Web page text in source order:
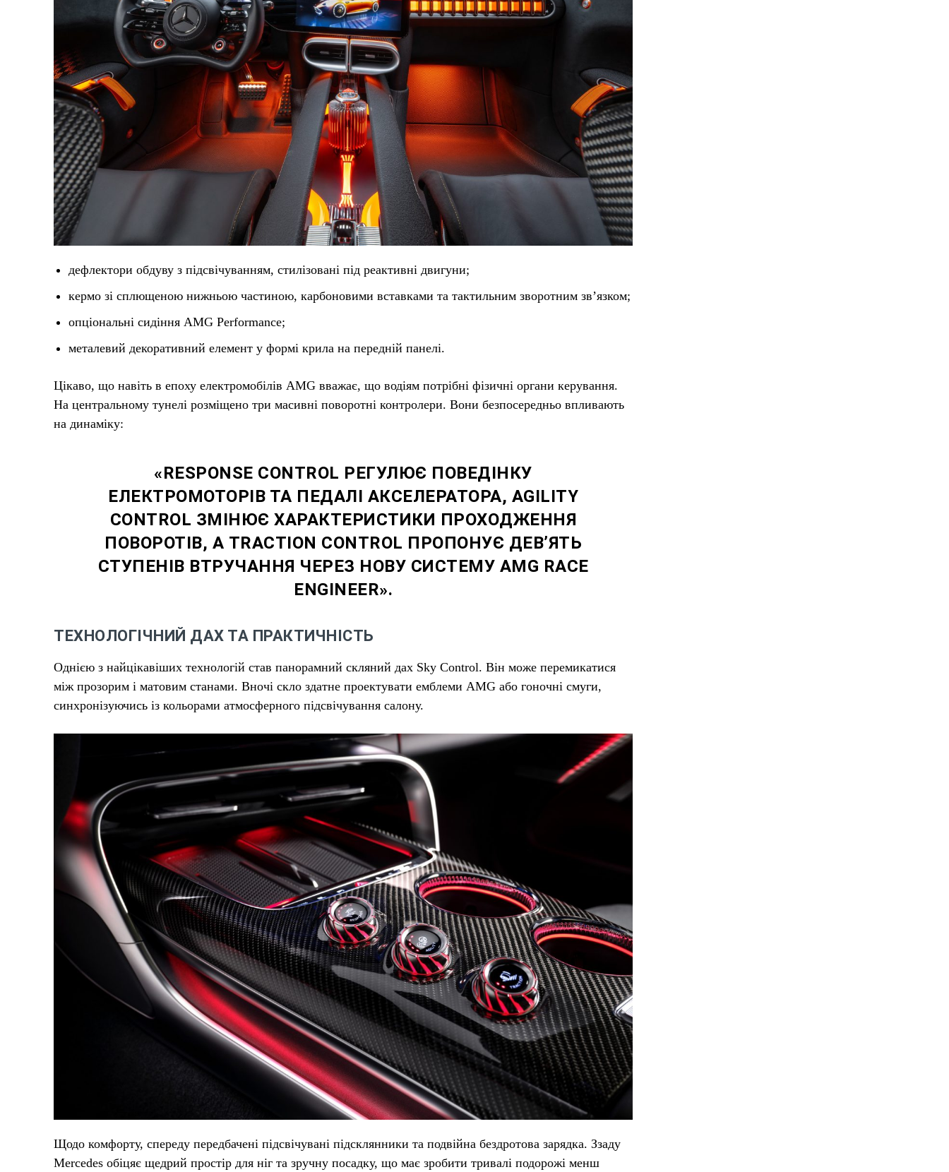
дефлектори обдуву з підсвічуванням, стилізовані під реактивні двигуни;
кермо зі сплющеною нижньою частиною, карбоновими вставками та тактильним зворотним зв’язком;
опціональні сидіння AMG Performance;
металевий декоративний елемент у формі крила на передній панелі.
Цікаво, що навіть в епоху електромобілів AMG вважає, що водіям потрібні фізичні органи керування.
На центральному тунелі розміщено три масивні поворотні контролери. Вони безпосередньо впливають
на динаміку:
«RESPONSE CONTROL РЕГУЛЮЄ ПОВЕДІНКУ
ЕЛЕКТРОМОТОРІВ ТА ПЕДАЛІ АКСЕЛЕРАТОРА, AGILITY
CONTROL ЗМІНЮЄ ХАРАКТЕРИСТИКИ ПРОХОДЖЕННЯ
ПОВОРОТІВ, А TRACTION CONTROL ПРОПОНУЄ ДЕВ’ЯТЬ
СТУПЕНІВ ВТРУЧАННЯ ЧЕРЕЗ НОВУ СИСТЕМУ AMG RACE
ENGINEER».
ТЕХНОЛОГІЧНИЙ ДАХ ТА ПРАКТИЧНІСТЬ
Однією з найцікавіших технологій став панорамний скляний дах Sky Control. Він може перемикатися
між прозорим і матовим станами. Вночі скло здатне проектувати емблеми AMG або гоночні смуги,
синхронізуючись із кольорами атмосферного підсвічування салону.
Щодо комфорту, спереду передбачені підсвічувані підсклянники та подвійна бездротова зарядка. Ззаду
Mercedes обіцяє щедрий простір для ніг та зручну посадку, що має зробити тривалі подорожі менш